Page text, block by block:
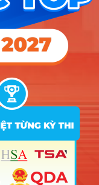
24.47
24.75
Điểm Chuẩn